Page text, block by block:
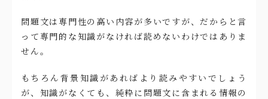
問題文は専門性の高い内容が多いですが、だからと言
って専門的な知識がなければ読めないわけではありま
せん。
もちろん背景知識があればより読みやすいでしょう
が、知識がなくても、純粋に問題文に含まれる情報の